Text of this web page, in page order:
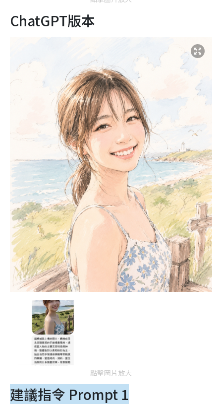
ChatGPT版本
點擊圖片放大
建議指令 Prompt 1